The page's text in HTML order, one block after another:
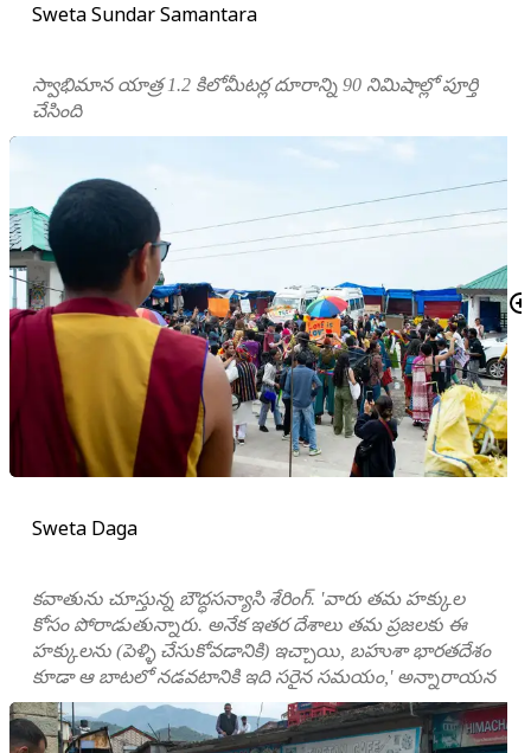
Sweta Sundar Samantara
స్వాభిమాన యాత్ర 1.2 కిలోమీటర్ల దూరాన్ని 90 నిమిషాల్లో పూర్తి
చేసింది
Sweta Daga
కవాతును చూస్తున్న బౌద్ధసన్యాసి శేరింగ్. 'వారు తమ హక్కుల
కోసం పోరాడుతున్నారు. అనేక ఇతర దేశాలు తమ ప్రజలకు ఈ
హక్కులను (పెళ్ళి చేసుకోవడానికి) ఇచ్చాయి, బహుశా భారతదేశం
కూడా ఆ బాటలో నడవటానికి ఇది సరైన సమయం,' అన్నారాయన